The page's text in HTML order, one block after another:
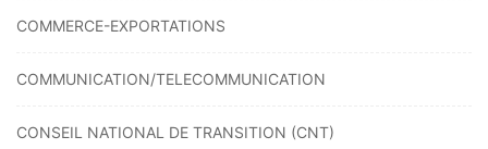
COMMERCE-EXPORTATIONS
COMMUNICATION/TELECOMMUNICATION
CONSEIL NATIONAL DE TRANSITION (CNT)